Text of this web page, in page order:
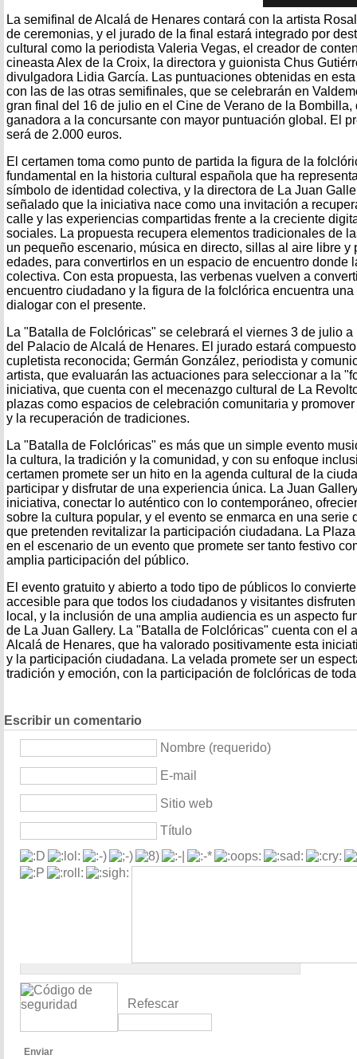
La semifinal de Alcalá de Henares contará con la artista
de ceremonias, y el jurado de la final estará integrado por
cultural como la periodista Valeria Vegas, el creador de
cineasta Alex de la Croix, la directora y guionista Chus
divulgadora Lidia García. Las puntuaciones obtenidas en
con las de las otras semifinales, que se celebrarán en
gran final del 16 de julio en el Cine de Verano de la Bombilla,
ganadora a la concursante con mayor puntuación global. El
será de 2.000 euros.
El certamen toma como punto de partida la figura de la
fundamental en la historia cultural española que ha
símbolo de identidad colectiva, y la directora de La Juan
señalado que la iniciativa nace como una invitación a
calle y las experiencias compartidas frente a la creciente
sociales. La propuesta recupera elementos tradicionales de
un pequeño escenario, música en directo, sillas al aire libre y
edades, para convertirlos en un espacio de encuentro donde
colectiva. Con esta propuesta, las verbenas vuelven a
encuentro ciudadano y la figura de la folclórica encuentra
dialogar con el presente.
La "Batalla de Folclóricas" se celebrará el viernes 3 de julio
del Palacio de Alcalá de Henares. El jurado estará
cupletista reconocida; Germán González, periodista y
artista, que evaluarán las actuaciones para seleccionar a la
iniciativa, que cuenta con el mecenazgo cultural de La
plazas como espacios de celebración comunitaria y
y la recuperación de tradiciones.
La "Batalla de Folclóricas" es más que un simple evento
la cultura, la tradición y la comunidad, y con su enfoque
certamen promete ser un hito en la agenda cultural de la
participar y disfrutar de una experiencia única. La Juan
iniciativa, conectar lo auténtico con lo contemporáneo,
sobre la cultura popular, y el evento se enmarca en una serie
que pretenden revitalizar la participación ciudadana. La
en el escenario de un evento que promete ser tanto festivo
amplia participación del público.
El evento gratuito y abierto a todo tipo de públicos lo
accesible para que todos los ciudadanos y visitantes
local, y la inclusión de una amplia audiencia es un aspecto
de La Juan Gallery. La "Batalla de Folclóricas" cuenta con el
Alcalá de Henares, que ha valorado positivamente esta
y la participación ciudadana. La velada promete ser un
tradición y emoción, con la participación de folclóricas de
Escribir un comentario
Nombre (requerido)
E-mail
Sitio web
Título
Refescar
Enviar